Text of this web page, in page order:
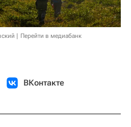
Перейти в медиабанк
ВКонтакте